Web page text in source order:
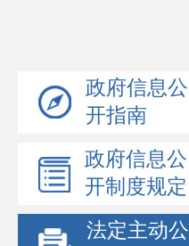
政府信息公
开指南
政府信息公
开制度规定
法定主动公